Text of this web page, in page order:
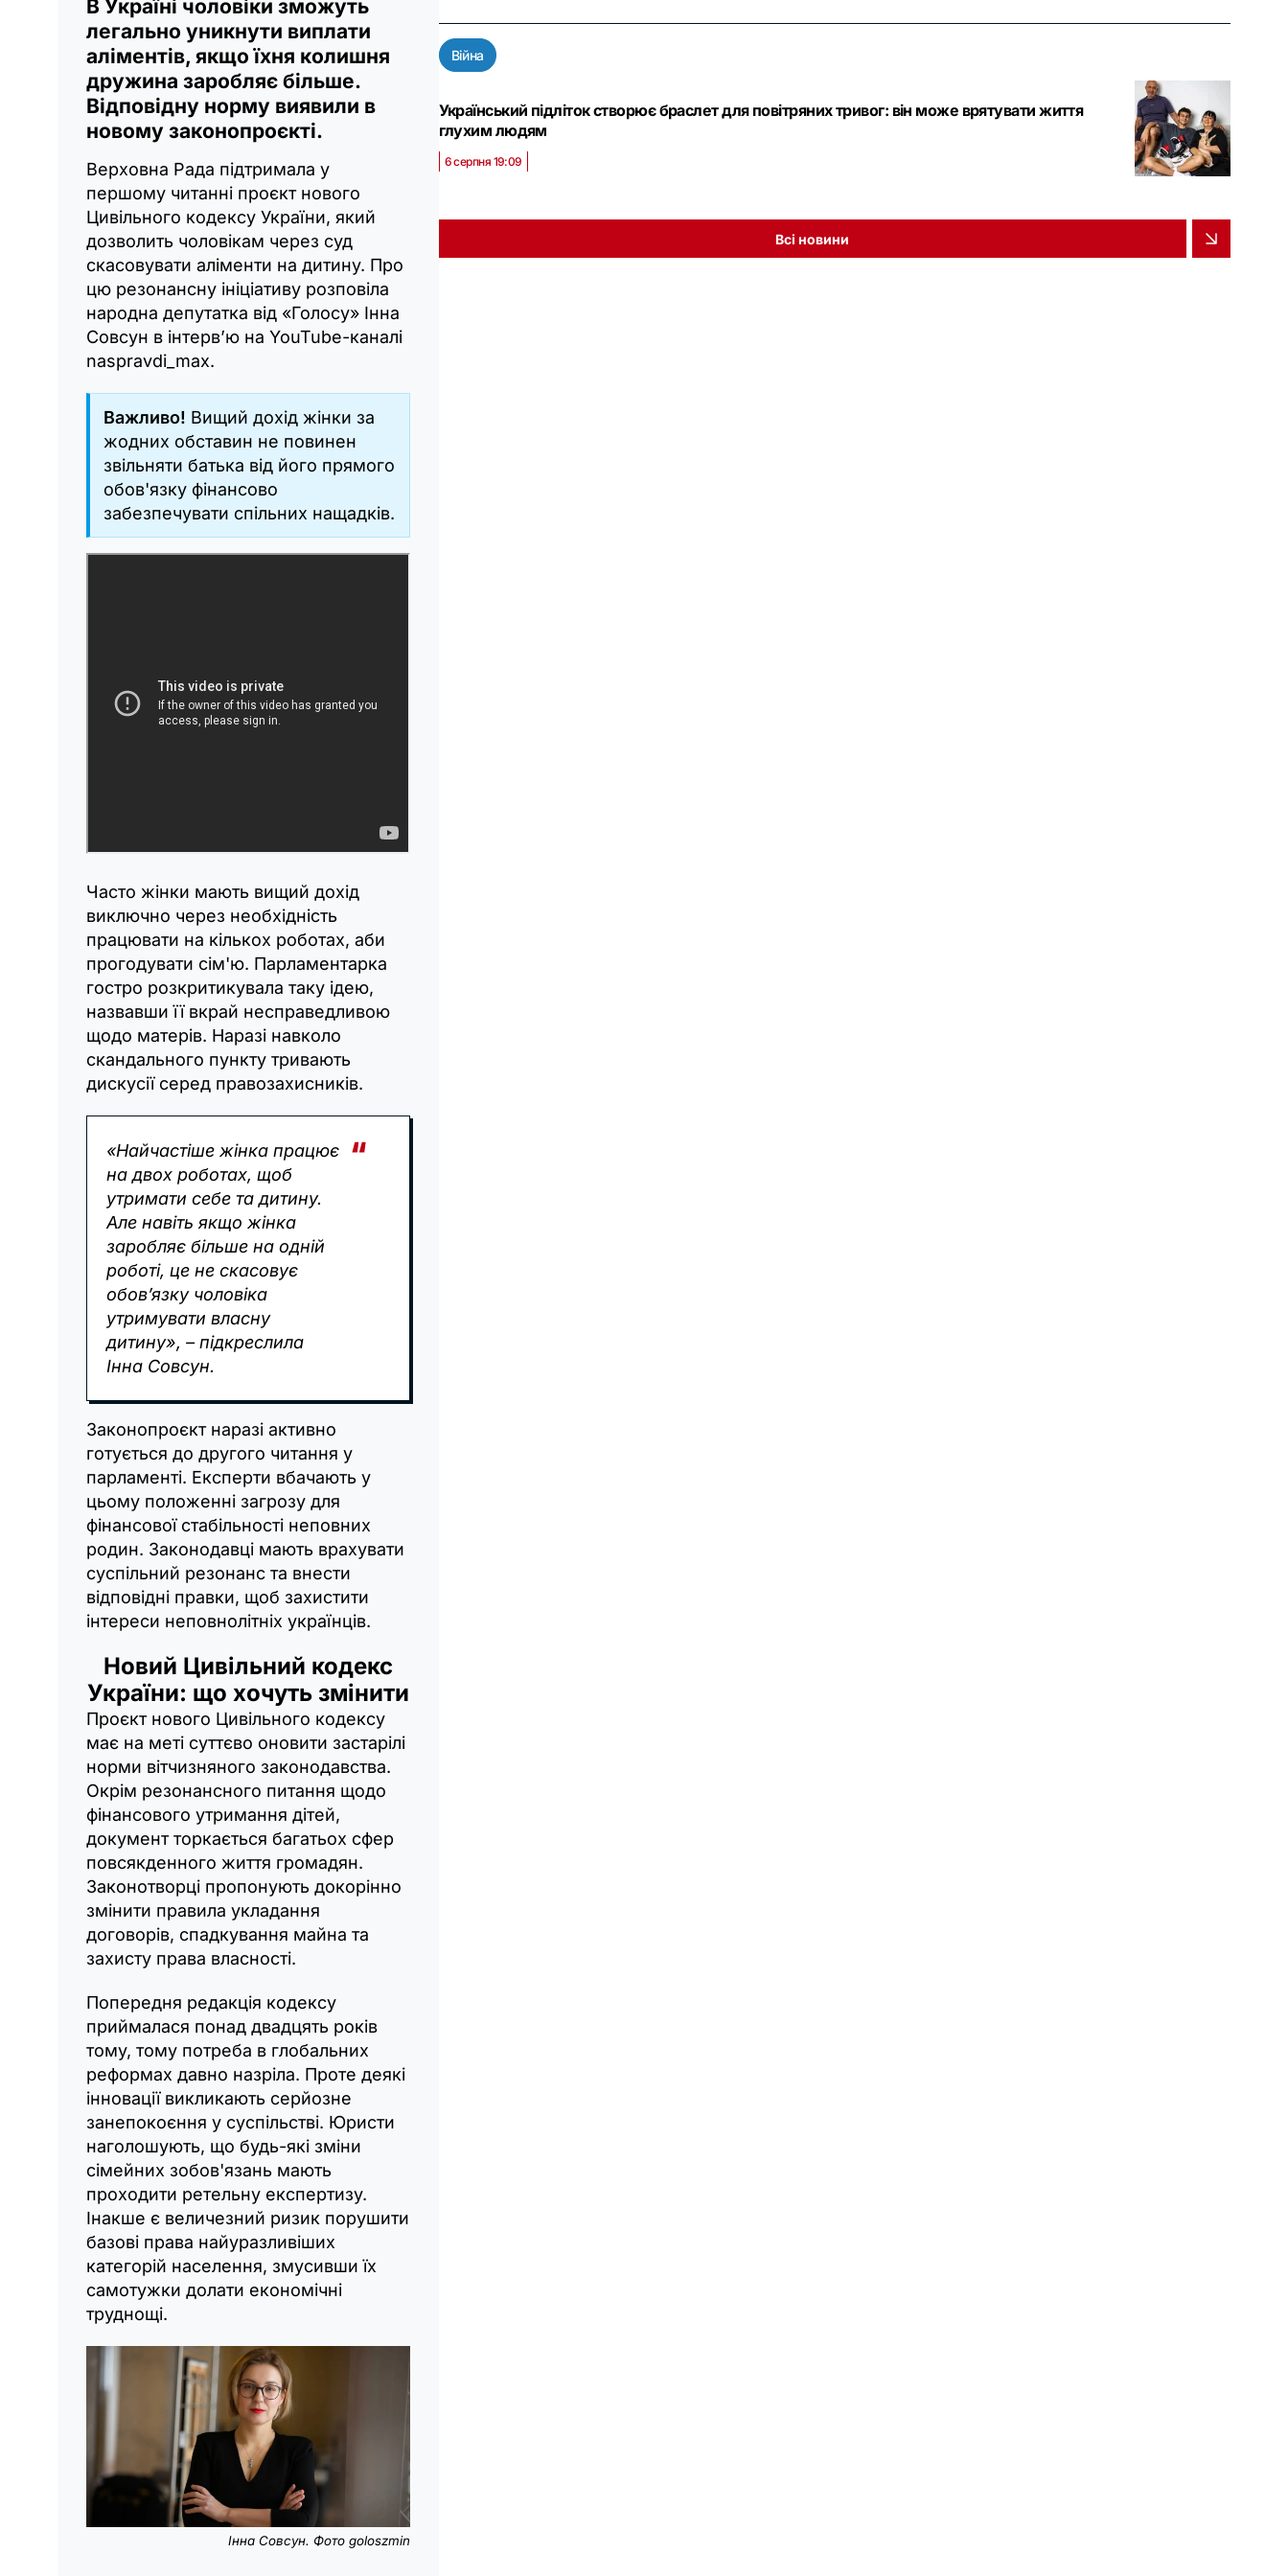
В Україні чоловіки зможуть
легально уникнути виплати
аліментів, якщо їхня колишня
дружина заробляє більше.
Відповідну норму виявили в
новому законопроєкті.
Верховна Рада підтримала у
першому читанні проєкт нового
Цивільного кодексу України, який
дозволить чоловікам через суд
скасовувати аліменти на дитину. Про
цю резонансну ініціативу розповіла
народна депутатка від «Голосу» Інна
Совсун в інтерв’ю на YouTube-каналі
naspravdi_max.
Важливо! Вищий дохід жінки за
жодних обставин не повинен
звільняти батька від його прямого
обов'язку фінансово
забезпечувати спільних нащадків.
Часто жінки мають вищий дохід
виключно через необхідність
працювати на кількох роботах, аби
прогодувати сім'ю. Парламентарка
гостро розкритикувала таку ідею,
назвавши її вкрай несправедливою
щодо матерів. Наразі навколо
скандального пункту тривають
дискусії серед правозахисників.
«Найчастіше жінка працює
на двох роботах, щоб
утримати себе та дитину.
Але навіть якщо жінка
заробляє більше на одній
роботі, це не скасовує
обов’язку чоловіка
утримувати власну
дитину», – підкреслила
Інна Совсун.
Законопроєкт наразі активно
готується до другого читання у
парламенті. Експерти вбачають у
цьому положенні загрозу для
фінансової стабільності неповних
родин. Законодавці мають врахувати
суспільний резонанс та внести
відповідні правки, щоб захистити
інтереси неповнолітніх українців.
Новий Цивільний кодекс
України: що хочуть змінити
Проєкт нового Цивільного кодексу
має на меті суттєво оновити застарілі
норми вітчизняного законодавства.
Окрім резонансного питання щодо
фінансового утримання дітей,
документ торкається багатьох сфер
повсякденного життя громадян.
Законотворці пропонують докорінно
змінити правила укладання
договорів, спадкування майна та
захисту права власності.
Попередня редакція кодексу
приймалася понад двадцять років
тому, тому потреба в глобальних
реформах давно назріла. Проте деякі
інновації викликають серйозне
занепокоєння у суспільстві. Юристи
наголошують, що будь-які зміни
сімейних зобов'язань мають
проходити ретельну експертизу.
Інакше є величезний ризик порушити
базові права найуразливіших
категорій населення, змусивши їх
самотужки долати економічні
труднощі.
Інна Совсун. Фото goloszmin
Війна
Український підліток створює браслет для повітряних тривог: він може врятувати життя
глухим людям
6 серпня 19:09
Всі новини